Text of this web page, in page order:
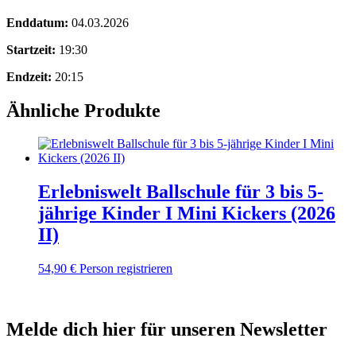
Enddatum: 04.03.2026
Startzeit: 19:30
Endzeit: 20:15
Ähnliche Produkte
Erlebniswelt Ballschule für 3 bis 5-
jährige Kinder I Mini Kickers (2026
II)
54,90 € Person registrieren
Melde dich hier für unseren Newsletter